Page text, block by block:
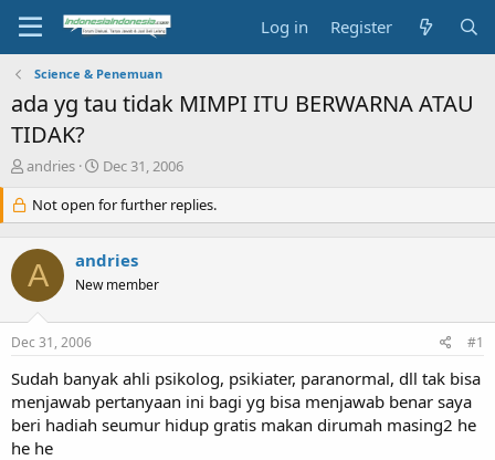
Log in Register
Science & Penemuan
ada yg tau tidak MIMPI ITU BERWARNA ATAU
TIDAK?
T
r
e
a
s
t
a
r
e
r
andries
S
a
r
d
a
e
Dec 31, 2006
Not open for further replies.
A andries
New member
Dec 31, 2006 #1
Sudah banyak ahli psikolog, psikiater, paranormal, dll tak bisa
menjawab pertanyaan ini bagi yg bisa menjawab benar saya
beri hadiah seumur hidup gratis makan dirumah masing2 he
he he